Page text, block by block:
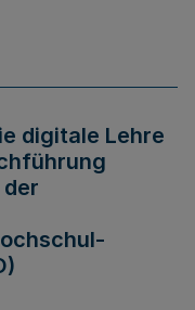
digitale Lehre